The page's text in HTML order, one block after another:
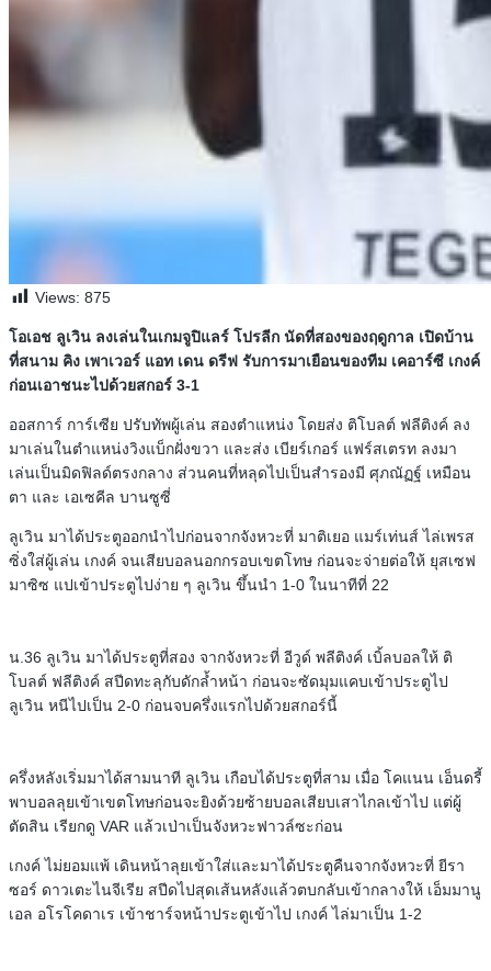
Views: 875
โอเอช ลูเวิน ลงเล่นในเกมจูปิแลร์ โปรลีก นัดที่สองของฤดูกาล เปิดบ้าน
ที่สนาม คิง เพาเวอร์ แอท เดน ดรีฟ รับการมาเยือนของทีม เคอาร์ซี เกงค์
ก่อนเอาชนะไปด้วยสกอร์ 3-1
ออสการ์ การ์เซีย ปรับทัพผู้เล่น สองตำแหน่ง โดยส่ง ติโบลต์ ฟลีติงค์ ลง
มาเล่นในตำแหน่งวิงแบ็กฝั่งขวา และส่ง เบียร์เกอร์ แฟร์สเตรท ลงมา
เล่นเป็นมิดฟิลด์ตรงกลาง ส่วนคนที่หลุดไปเป็นสำรองมี ศุภณัฏฐ์ เหมือน
ตา และ เอเซคีล บานซูซี่
ลูเวิน มาได้ประตูออกนำไปก่อนจากจังหวะที่ มาติเยอ แมร์เท่นส์ ไล่เพรส
ซิ่งใส่ผู้เล่น เกงค์ จนเสียบอลนอกกรอบเขตโทษ ก่อนจะจ่ายต่อให้ ยุสเซฟ
มาซิซ แปเข้าประตูไปง่าย ๆ ลูเวิน ขึ้นนำ 1-0 ในนาทีที่ 22
น.36 ลูเวิน มาได้ประตูที่สอง จากจังหวะที่ อีวูด์ พลีติงค์ เบิ้ลบอลให้ ติ
โบลต์​ ฟลีติงค์ สปีดทะลุกับดักล้ำหน้า ก่อนจะซัดมุมแคบเข้าประตูไป
ลูเวิน หนีไปเป็น 2-0 ก่อนจบครึ่งแรกไปด้วยสกอร์นี้
ครึ่งหลังเริ่มมาได้สามนาที ลูเวิน เกือบได้ประตูที่สาม เมื่อ โคแนน เอ็นดรี้
พาบอลลุยเข้าเขตโทษก่อนจะยิงด้วยซ้ายบอลเสียบเสาไกลเข้าไป แต่ผู้
ตัดสิน เรียกดู VAR แล้วเป่าเป็นจังหวะฟาวล์ซะก่อน
เกงค์ ไม่ยอมแพ้ เดินหน้าลุยเข้าใส่และมาได้ประตูคืนจากจังหวะที่ ยีรา
ซอร์ ดาวเตะไนจีเรีย สปีดไปสุดเส้นหลังแล้วตบกลับเข้ากลางให้ เอ็มมานู
เอล อโรโคดาเร เข้าชาร์จหน้าประตูเข้าไป เกงค์ ไล่มาเป็น 1-2